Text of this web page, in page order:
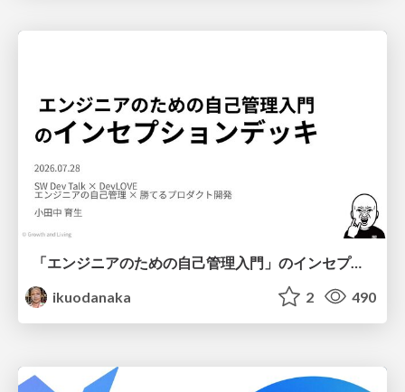
「エンジニアのための自己管理入門」のインセプションデッキ/Inception Deck of Self-Management beginner's guide book
ikuodanaka
2 490